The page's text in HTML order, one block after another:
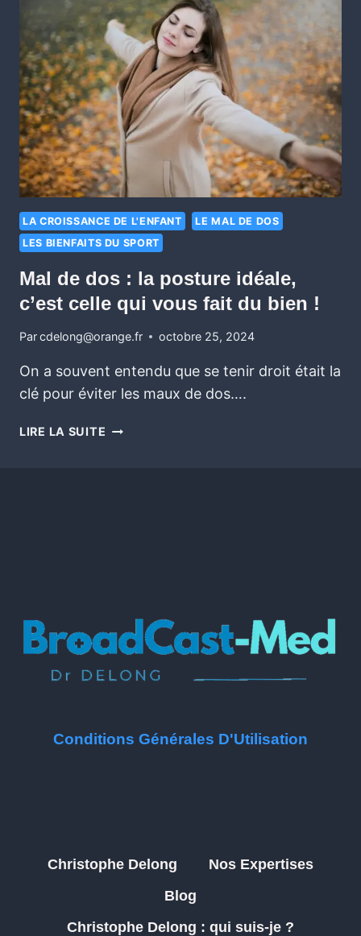
LA CROISSANCE DE L'ENFANT
LE MAL DE DOS
LES BIENFAITS DU SPORT
Mal de dos : la posture idéale,
c’est celle qui vous fait du bien !
Parcdelong@orange.fr octobre 25, 2024
On a souvent entendu que se tenir droit était la
clé pour éviter les maux de dos….
LIRE LA SUITE
Conditions Générales D'Utilisation
Christophe Delong
Nos Expertises
Blog
Christophe Delong : qui suis-je ?